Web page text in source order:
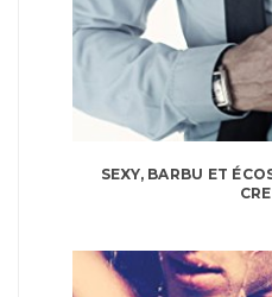
SEXY, BARBU ET